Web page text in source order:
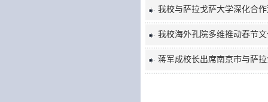
我校与萨拉戈萨大学深化合
我校海外孔院多维推动春节
蒋军成校长出席南京市与萨